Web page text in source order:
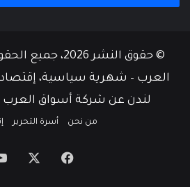
© حقوق النشر
العرب – شهرية سياسية،
لندن عن شركة أسواق العرب
من نحن أسرة التحرير
فيسبوك